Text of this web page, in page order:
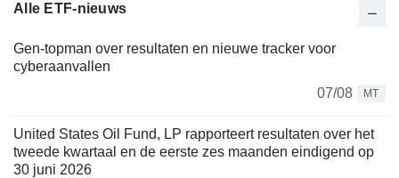
Alle ETF-nieuws
Gen-topman over resultaten en nieuwe tracker voor
cyberaanvallen
07/08
MT
United States Oil Fund, LP rapporteert resultaten over het
tweede kwartaal en de eerste zes maanden eindigend op
30 juni 2026